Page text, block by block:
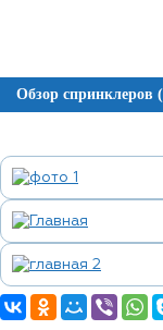
Обзор спринклеров